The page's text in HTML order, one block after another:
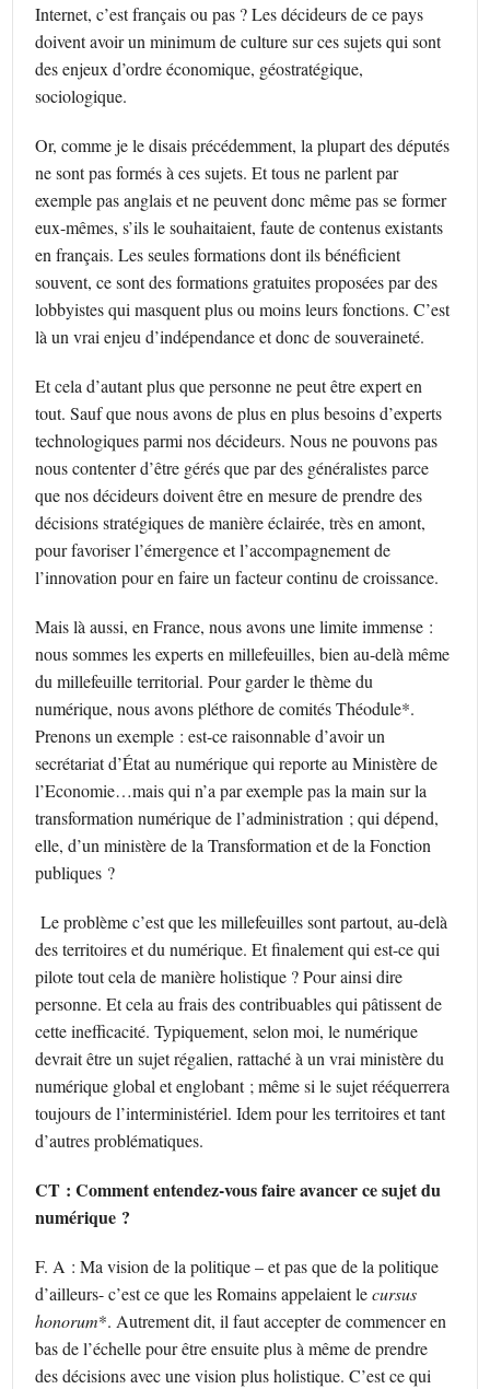
Internet, c’est français ou pas ? Les décideurs de ce pays
doivent avoir un minimum de culture sur ces sujets qui sont
des enjeux d’ordre économique, géostratégique,
sociologique.
Or, comme je le disais précédemment, la plupart des députés
ne sont pas formés à ces sujets. Et tous ne parlent par
exemple pas anglais et ne peuvent donc même pas se former
eux-mêmes, s’ils le souhaitaient, faute de contenus existants
en français. Les seules formations dont ils bénéficient
souvent, ce sont des formations gratuites proposées par des
lobbyistes qui masquent plus ou moins leurs fonctions. C’est
là un vrai enjeu d’indépendance et donc de souveraineté.
Et cela d’autant plus que personne ne peut être expert en
tout. Sauf que nous avons de plus en plus besoins d’experts
technologiques parmi nos décideurs. Nous ne pouvons pas
nous contenter d’être gérés que par des généralistes parce
que nos décideurs doivent être en mesure de prendre des
décisions stratégiques de manière éclairée, très en amont,
pour favoriser l’émergence et l’accompagnement de
l’innovation pour en faire un facteur continu de croissance.
Mais là aussi, en France, nous avons une limite immense :
nous sommes les experts en millefeuilles, bien au-delà même
du millefeuille territorial. Pour garder le thème du
numérique, nous avons pléthore de comités Théodule*.
Prenons un exemple : est-ce raisonnable d’avoir un
secrétariat d’État au numérique qui reporte au Ministère de
l’Economie…mais qui n’a par exemple pas la main sur la
transformation numérique de l’administration ; qui dépend,
elle, d’un ministère de la Transformation et de la Fonction
publiques ?
Le problème c’est que les millefeuilles sont partout, au-delà
des territoires et du numérique. Et finalement qui est-ce qui
pilote tout cela de manière holistique ? Pour ainsi dire
personne. Et cela au frais des contribuables qui pâtissent de
cette inefficacité. Typiquement, selon moi, le numérique
devrait être un sujet régalien, rattaché à un vrai ministère du
numérique global et englobant ; même si le sujet rééquerrera
toujours de l’interministériel. Idem pour les territoires et tant
d’autres problématiques.
CT : Comment entendez-vous faire avancer ce sujet du
numérique ?
F. A : Ma vision de la politique – et pas que de la politique
d’ailleurs- c’est ce que les Romains appelaient lecursus
honorum*. Autrement dit, il faut accepter de commencer en
bas de l’échelle pour être ensuite plus à même de prendre
des décisions avec une vision plus holistique. C’est ce qui